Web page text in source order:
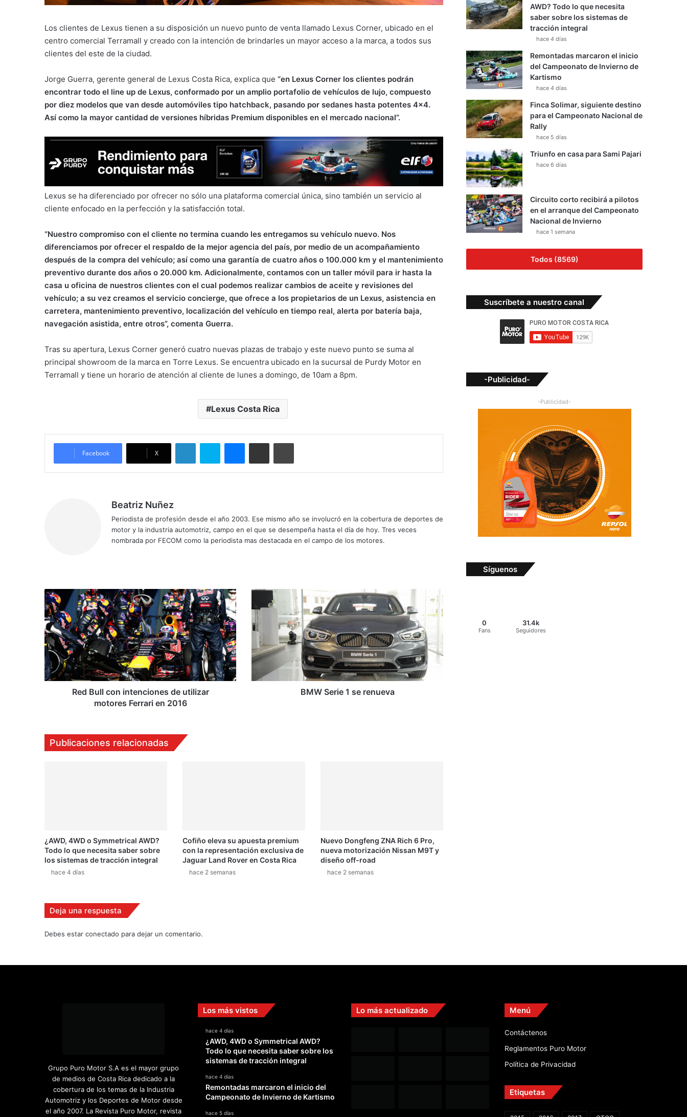
Los clientes de Lexus tienen a su disposición un nuevo punto de venta llamado Lexus Corner, ubicado en el
centro comercial Terramall y creado con la intención de brindarles un mayor acceso a la marca, a todos sus
clientes del este de la ciudad.
Jorge Guerra, gerente general de Lexus Costa Rica, explica que “en Lexus Corner los clientes podrán
encontrar todo el line up de Lexus, conformado por un amplio portafolio de vehículos de lujo, compuesto
por diez modelos que van desde automóviles tipo hatchback, pasando por sedanes hasta potentes 4×4.
Así como la mayor cantidad de versiones híbridas Premium disponibles en el mercado nacional”.
Lexus se ha diferenciado por ofrecer no sólo una plataforma comercial única, sino también un servicio al
cliente enfocado en la perfección y la satisfacción total.
“Nuestro compromiso con el cliente no termina cuando les entregamos su vehículo nuevo. Nos
diferenciamos por ofrecer el respaldo de la mejor agencia del país, por medio de un acompañamiento
después de la compra del vehículo; así como una garantía de cuatro años o 100.000 km y el mantenimiento
preventivo durante dos años o 20.000 km. Adicionalmente, contamos con un taller móvil para ir hasta la
casa u oficina de nuestros clientes con el cual podemos realizar cambios de aceite y revisiones del
vehículo; a su vez creamos el servicio concierge, que ofrece a los propietarios de un Lexus, asistencia en
carretera, mantenimiento preventivo, localización del vehículo en tiempo real, alerta por batería baja,
navegación asistida, entre otros”, comenta Guerra.
Tras su apertura, Lexus Corner generó cuatro nuevas plazas de trabajo y este nuevo punto se suma al
principal showroom de la marca en Torre Lexus. Se encuentra ubicado en la sucursal de Purdy Motor en
Terramall y tiene un horario de atención al cliente de lunes a domingo, de 10am a 8pm.
Lexus Costa Rica
Facebook X
Beatriz Nuñez
Periodista de profesión desde el año 2003. Ese mismo año se involucró en la cobertura de deportes de
motor y la industria automotriz, campo en el que se desempeña hasta el día de hoy. Tres veces
nombrada por FECOM como la periodista mas destacada en el campo de los motores.
b ok
e
m
R
e
d
B
u
l
l
c
o
e
u
t
i
a
r
o
2
0
Red Bull con intenciones de utilizar
motores Ferrari en 2016
W
S
r
i
e
1
BMW Serie 1 se renueva
Publicaciones relacionadas
¿AWD, 4WD o Symmetrical AWD?
Todo lo que necesita saber sobre
los sistemas de tracción integral
hace 4 días
Cofiño eleva su apuesta premium
con la representación exclusiva de
Jaguar Land Rover en Costa Rica
hace 2 semanas
Nuevo Dongfeng ZNA Rich 6 Pro,
nueva motorización Nissan M9T y
diseño off-road
hace 2 semanas
Deja una respuesta
Debes estar conectado para dejar un comentario.
AWD? Todo lo que necesita
saber sobre los sistemas de
tracción integral
hace 4 días
Remontadas marcaron el inicio
del Campeonato de Invierno de
Kartismo
hace 4 días
Finca Solimar, siguiente destino
para el Campeonato Nacional de
Rally
hace 5 días
Triunfo en casa para Sami Pajari
hace 6 días
Circuito corto recibirá a pilotos
en el arranque del Campeonato
Nacional de Invierno
hace 1 semana
Todos (8569)
Suscríbete a nuestro canal
-Publicidad-
-Publicidad-
Síguenos
0
Fans
31.4k
Seguidores
Grupo Puro Motor S.A es el mayor grupo
de medios de Costa Rica dedicado a la
cobertura de los temas de la Industria
Automotriz y los Deportes de Motor desde
el año 2007. La Revista Puro Motor, revista
Los más vistos
hace 4 días
¿AWD, 4WD o Symmetrical AWD?
Todo lo que necesita saber sobre los
sistemas de tracción integral
hace 4 días
Remontadas marcaron el inicio del
Campeonato de Invierno de Kartismo
hace 5 días
Lo más actualizado Menú
Contáctenos
Reglamentos Puro Motor
Política de Privacidad
Etiquetas